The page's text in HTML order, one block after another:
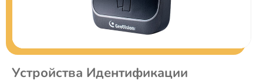
Устройства Идентификации